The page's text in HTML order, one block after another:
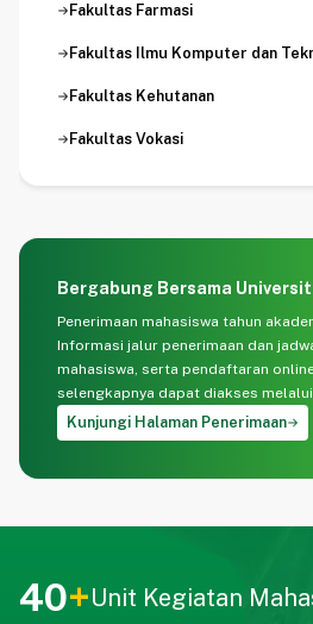
Fakultas Farmasi
Fakultas Ilmu Komputer dan
Fakultas Kehutanan
Fakultas Vokasi
Bergabung Bersama
Penerimaan mahasiswa tahun
Informasi jalur penerimaan dan
mahasiswa, serta pendaftaran
selengkapnya dapat diakses
Kunjungi Halaman Penerimaan
40+Unit Kegiatan